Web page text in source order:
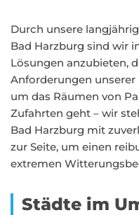
Durch unsere
Bad Harzburg sind wir
Lösungen anzubieten,
Anforderungen unserer
um das Räumen von
Zufahrten geht – wir
Bad Harzburg mit
zur Seite, um einen
extremen
Städte im